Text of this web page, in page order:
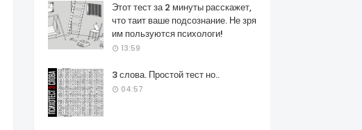
Этот тест за 2 минуты расскажет,
что таит ваше подсознание. Не зря
им пользуются психологи!
13:59
3 слова. Простой тест но..
04:57